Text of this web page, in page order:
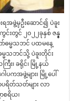
းရအဖွဲ့မှဦးဆောင်၍ ပဲခူး
င်းတွင် ၂၀၂၂ခုနှစ် ဇန္န္
ဓမ္မသဘင် ပထမနေ့
မသဘင်သို့ ပဲခူးတိုင်း
ြီး၊ ခရိုင်၊ မြို့နယ်
ပကအဖွဲ့များ၊ မြို့ပေါ်
ပရိတ်သတ်များ လာ
စရိယ၊